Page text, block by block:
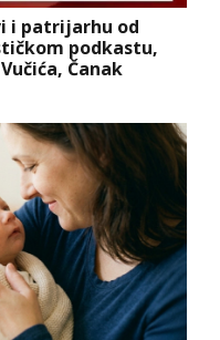
i patrijarhu od
podkastu,
Čanak